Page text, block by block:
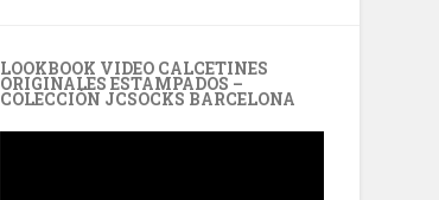
LOOKBOOK VIDEO CALCETINES
ORIGINALES ESTAMPADOS –
COLECCIÓN JCSOCKS BARCELONA